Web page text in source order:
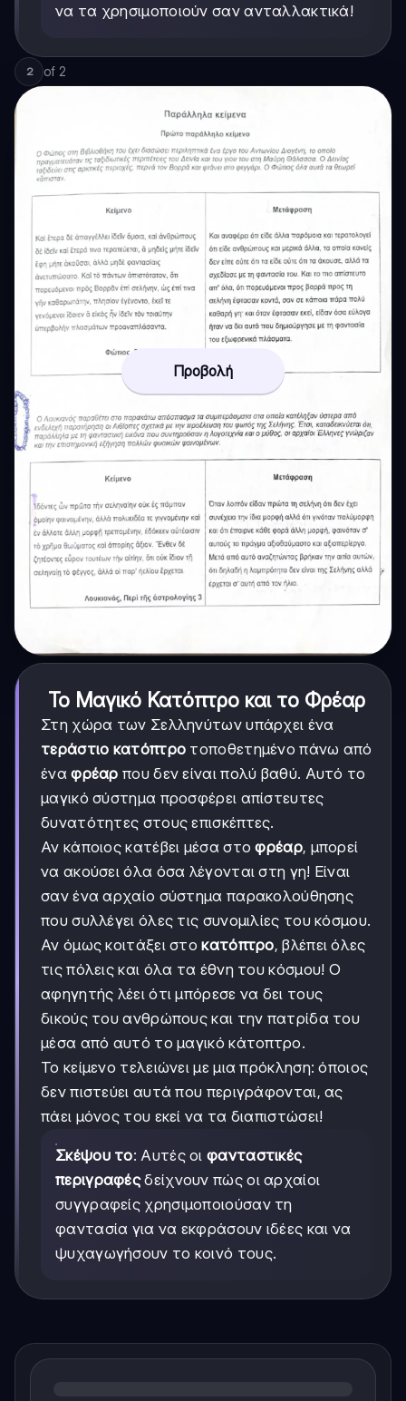
να τα χρησιμοποιούν σαν ανταλλακτικά!
2 of 2
Προβολή
Το Μαγικό Κατόπτρο και το Φρέαρ
Στη χώρα των Σελληνύτων υπάρχει ένα
τεράστιο κατόπτρο τοποθετημένο πάνω από
έναφρέαρ που δεν είναι πολύ βαθύ. Αυτό το
μαγικό σύστημα προσφέρει απίστευτες
δυνατότητες στους επισκέπτες.
Αν κάποιος κατέβει μέσα στοφρέαρ, μπορεί
να ακούσει όλα όσα λέγονται στη γη! Είναι
σαν ένα αρχαίο σύστημα παρακολούθησης
που συλλέγει όλες τις συνομιλίες του κόσμου.
Αν όμως κοιτάξει στοκατόπτρο, βλέπει όλες
τις πόλεις και όλα τα έθνη του κόσμου! Ο
αφηγητής λέει ότι μπόρεσε να δει τους
δικούς του ανθρώπους και την πατρίδα του
μέσα από αυτό το μαγικό κάτοπτρο.
Το κείμενο τελειώνει με μια πρόκληση: όποιος
δεν πιστεύει αυτά που περιγράφονται, ας
πάει μόνος του εκεί να τα διαπιστώσει!
Σκέψου το: Αυτές οιφανταστικές
περιγραφέςδείχνουν πώς οι αρχαίοι
συγγραφείς χρησιμοποιούσαν τη
φαντασία για να εκφράσουν ιδέες και να
ψυχαγωγήσουν το κοινό τους.